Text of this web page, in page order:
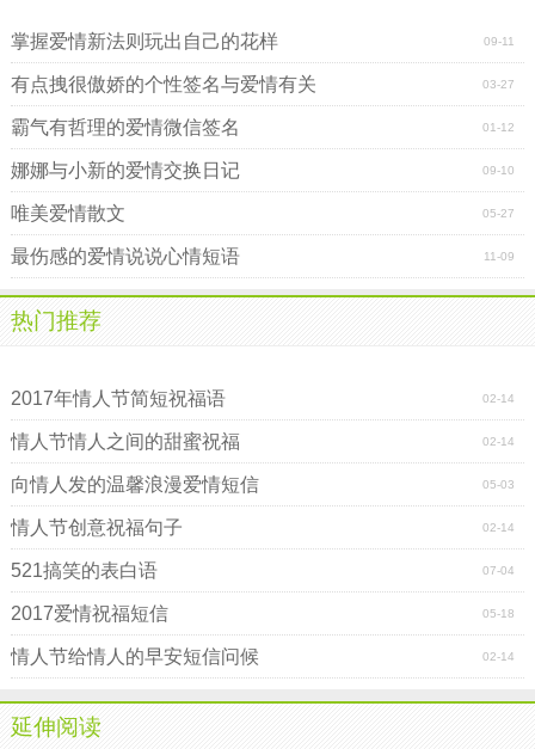
09-11
掌握爱情新法则玩出自己的花样
03-27
有点拽很傲娇的个性签名与爱情有关
01-12
霸气有哲理的爱情微信签名
09-10
娜娜与小新的爱情交换日记
05-27
唯美爱情散文
11-09
最伤感的爱情说说心情短语
热门推荐
02-14
2017年情人节简短祝福语
02-14
情人节情人之间的甜蜜祝福
05-03
向情人发的温馨浪漫爱情短信
02-14
情人节创意祝福句子
07-04
521搞笑的表白语
05-18
2017爱情祝福短信
02-14
情人节给情人的早安短信问候
延伸阅读